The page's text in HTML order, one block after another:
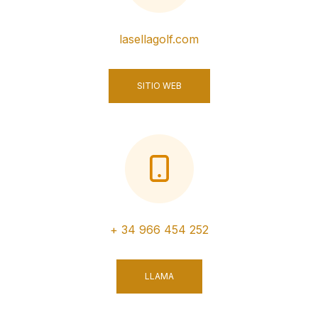
lasellagolf.com
SITIO WEB
+ 34 966 454 252
LLAMA